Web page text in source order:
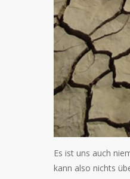
Es ist uns auch
kann also nichts